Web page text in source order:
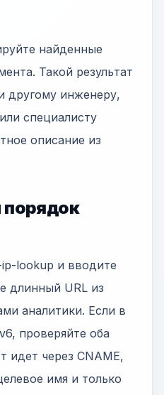
найденные
Такой результат
другому инженеру,
специалисту
описание из
порядок
lookup и вводите
длинный URL из
аналитики. Если в
проверяйте оба
идет через CNAME,
имя и только